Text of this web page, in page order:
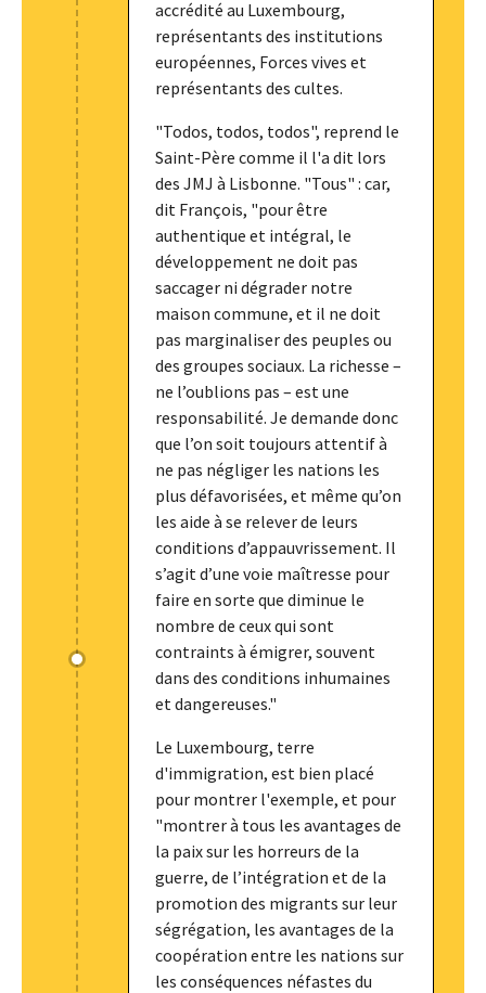
accrédité au Luxembourg,
représentants des institutions
européennes, Forces vives et
représentants des cultes.
"Todos, todos, todos", reprend le
Saint-Père comme il l'a dit lors
des JMJ à Lisbonne. "Tous" : car,
dit François, "pour être
authentique et intégral, le
développement ne doit pas
saccager ni dégrader notre
maison commune, et il ne doit
pas marginaliser des peuples ou
des groupes sociaux. La richesse –
ne l’oublions pas – est une
responsabilité. Je demande donc
que l’on soit toujours attentif à
ne pas négliger les nations les
plus défavorisées, et même qu’on
les aide à se relever de leurs
conditions d’appauvrissement. Il
s’agit d’une voie maîtresse pour
faire en sorte que diminue le
nombre de ceux qui sont
contraints à émigrer, souvent
dans des conditions inhumaines
et dangereuses."
Le Luxembourg, terre
d'immigration, est bien placé
pour montrer l'exemple, et pour
"montrer à tous les avantages de
la paix sur les horreurs de la
guerre, de l’intégration et de la
promotion des migrants sur leur
ségrégation, les avantages de la
coopération entre les nations sur
les conséquences néfastes du